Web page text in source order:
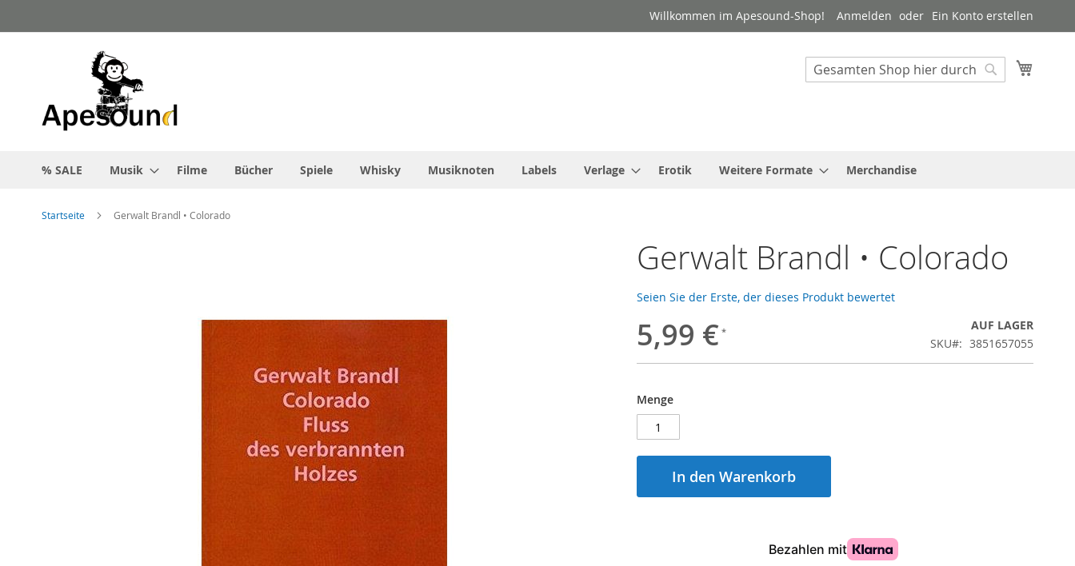
Inhalt
Willkommen im Apesound-Shop! Anmelden Ein Konto erstellen
Suche
% SALE Musik Filme Bücher Spiele Whisky Musiknoten Labels Verlage Erotik Weitere Formate Merchandise
Startseite Gerwalt Brandl • Colorado
Gerwalt Brandl • Colorado
Seien Sie der Erste, der dieses Produkt bewertet
5,99 €
AUF LAGER
SKU
3851657055
Menge
In den Warenkorb